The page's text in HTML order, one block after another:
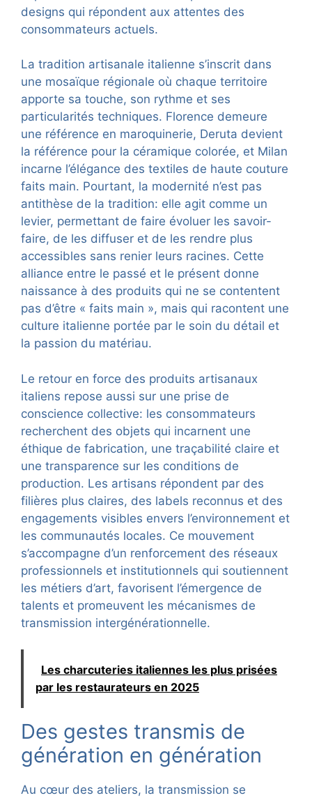
designs qui répondent aux attentes des
consommateurs actuels.
La tradition artisanale italienne s’inscrit dans
une mosaïque régionale où chaque territoire
apporte sa touche, son rythme et ses
particularités techniques. Florence demeure
une référence en maroquinerie, Deruta devient
la référence pour la céramique colorée, et Milan
incarne l’élégance des textiles de haute couture
faits main. Pourtant, la modernité n’est pas
antithèse de la tradition: elle agit comme un
levier, permettant de faire évoluer les savoir-
faire, de les diffuser et de les rendre plus
accessibles sans renier leurs racines. Cette
alliance entre le passé et le présent donne
naissance à des produits qui ne se contentent
pas d’être « faits main », mais qui racontent une
culture italienne portée par le soin du détail et
la passion du matériau.
Le retour en force des produits artisanaux
italiens repose aussi sur une prise de
conscience collective: les consommateurs
recherchent des objets qui incarnent une
éthique de fabrication, une traçabilité claire et
une transparence sur les conditions de
production. Les artisans répondent par des
filières plus claires, des labels reconnus et des
engagements visibles envers l’environnement et
les communautés locales. Ce mouvement
s’accompagne d’un renforcement des réseaux
professionnels et institutionnels qui soutiennent
les métiers d’art, favorisent l’émergence de
talents et promeuvent les mécanismes de
transmission intergénérationnelle.
Les charcuteries italiennes les plus prisées
par les restaurateurs en 2025
Des gestes transmis de
génération en génération
Au cœur des ateliers, la transmission se